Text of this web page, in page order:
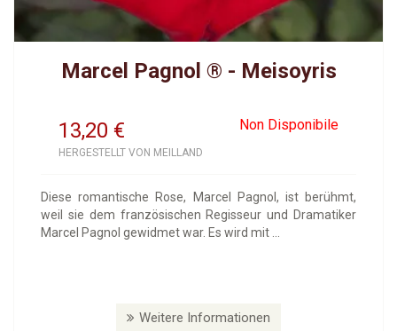
Marcel Pagnol ® - Meisoyris
13,20 Non Disponibile
€
HERGESTELLT VON MEILLAND
Diese romantische Rose, Marcel Pagnol, ist berühmt,
weil sie dem französischen Regisseur und Dramatiker
Marcel Pagnol gewidmet war. Es wird mit ...
Weitere Informationen